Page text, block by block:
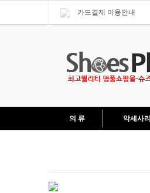
카드결제 이용안내
의 류 악세사리